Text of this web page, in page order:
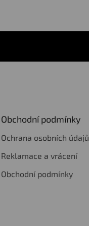
Obchodní podmínky
Ochrana osobních údajů
Reklamace a vrácení
Obchodní podmínky